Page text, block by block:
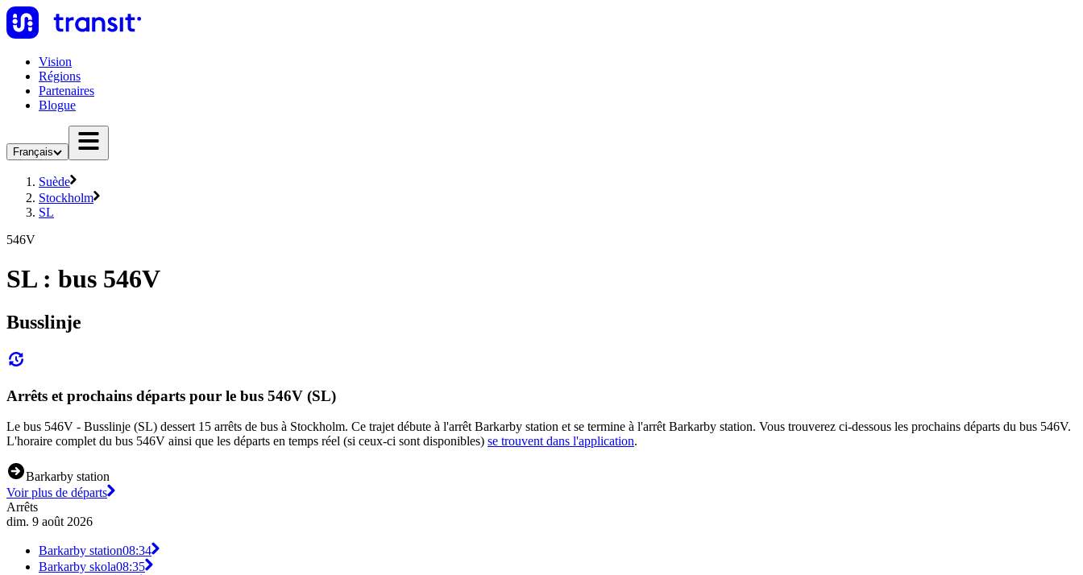
Vision
Régions
Partenaires
Blogue
Français
Suède
Stockholm
SL
546V
SL : bus 546V
Busslinje
Arrêts et prochains départs pour le bus 546V (SL)
Le bus 546V - Busslinje (SL) dessert 15 arrêts de bus à Stockholm. Ce trajet débute à l'arrêt Barkarby station et se termine à l'arrêt Barkarby station. Vous trouverez ci-dessous les prochains départs du bus 546V.
L'horaire complet du bus 546V ainsi que les départs en temps réel (si ceux-ci sont disponibles) se trouvent dans l'application.
Barkarby station
Voir plus de départs
Arrêts
dim. 9 août 2026
Barkarby station08:34
Barkarby skola08:35